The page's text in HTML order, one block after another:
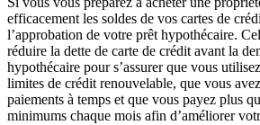
efficacement les soldes de vos cartes de
l’approbation de votre prêt hypothécaire.
réduire la dette de carte de crédit avant la
hypothécaire pour s’assurer que vous
limites de crédit renouvelable, que vous
paiements à temps et que vous payez plus
minimums chaque mois afin d’améliorer